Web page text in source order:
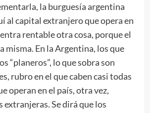
la burguesía argentina
al capital extranjero que opera en
rentable otra cosa, porque el
misma. En la Argentina, los que
“planeros”, lo que sobra son
rubro en el que caben casi todas
operan en el país, otra vez,
extranjeras. Se dirá que los